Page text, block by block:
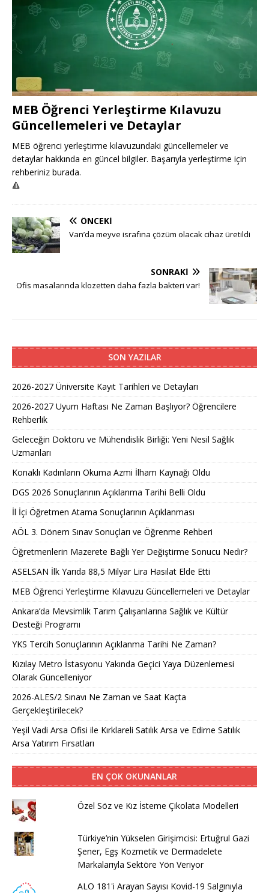
MEB Öğrenci Yerleştirme Kılavuzu
Güncellemeleri ve Detaylar
MEB öğrenci yerleştirme kılavuzundaki güncellemeler ve
detaylar hakkında en güncel bilgiler. Başarıyla yerleştirme için
rehberiniz burada.
🔺
ÖNCEKI
Van’da meyve israfına çözüm olacak cihaz üretildi
SONRAKI
Ofis masalarında klozetten daha fazla bakteri var!
SON YAZILAR
2026-2027 Üniversite Kayıt Tarihleri ve Detayları
2026-2027 Uyum Haftası Ne Zaman Başlıyor? Öğrencilere
Rehberlik
Geleceğin Doktoru ve Mühendislik Birliği: Yeni Nesil Sağlık
Uzmanları
Konaklı Kadınların Okuma Azmi İlham Kaynağı Oldu
DGS 2026 Sonuçlarının Açıklanma Tarihi Belli Oldu
İl İçi Öğretmen Atama Sonuçlarının Açıklanması
AÖL 3. Dönem Sınav Sonuçları ve Öğrenme Rehberi
Öğretmenlerin Mazerete Bağlı Yer Değiştirme Sonucu Nedir?
ASELSAN İlk Yarıda 88,5 Milyar Lira Hasılat Elde Etti
MEB Öğrenci Yerleştirme Kılavuzu Güncellemeleri ve Detaylar
Ankara’da Mevsimlik Tarım Çalışanlarına Sağlık ve Kültür
Desteği Programı
YKS Tercih Sonuçlarının Açıklanma Tarihi Ne Zaman?
Kızılay Metro İstasyonu Yakında Geçici Yaya Düzenlemesi
Olarak Güncelleniyor
2026-ALES/2 Sınavı Ne Zaman ve Saat Kaçta
Gerçekleştirilecek?
Yeşil Vadi Arsa Ofisi ile Kırklareli Satılık Arsa ve Edirne Satılık
Arsa Yatırım Fırsatları
EN ÇOK OKUNANLAR
Özel Söz ve Kız İsteme Çikolata Modelleri
Türkiye’nin Yükselen Girişimcisi: Ertuğrul Gazi
Şener, Egş Kozmetik ve Dermadelete
Markalarıyla Sektöre Yön Veriyor
ALO 181'i Arayan Sayısı Kovid-19 Salgınıyla